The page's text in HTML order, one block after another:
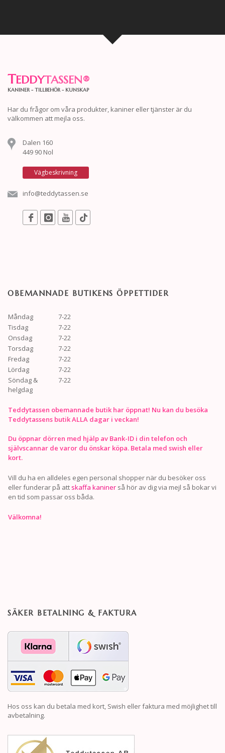
TEDDYTASSEN®
KANINER - TILLBEHÖR - KUNSKAP
Har du frågor om våra produkter, kaniner eller tjänster är du
välkommen att mejla oss.
Dalen 160
449 90 Nol
Vägbeskrivning
info@teddytassen.se
OBEMANNADE BUTIKENS ÖPPETTIDER
Måndag
7-22
Tisdag
7-22
Onsdag
7-22
Torsdag
7-22
Fredag
7-22
Lördag
7-22
Söndag &
helgdag
7-22
Teddytassen obemannade butik har öppnat! Nu kan du besöka
Teddytassens butik ALLA dagar i veckan!
Du öppnar dörren med hjälp av Bank-ID i din telefon och
självscannar de varor du önskar köpa. Betala med swish eller
kort.
Vill du ha en alldeles egen personal shopper när du besöker oss
eller funderar på att skaffa kaniner så hör av dig via mejl så bokar vi
en tid som passar oss båda.
Välkomna!
SÄKER BETALNING & FAKTURA
Hos oss kan du betala med kort, Swish eller faktura med möjlighet till
avbetalning.